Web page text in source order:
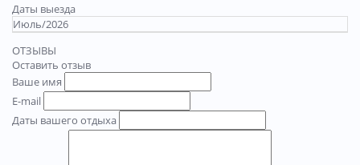
Даты выезда
Июль/2026
ОТЗЫВЫ
Оставить отзыв
Ваше имя
E-mail
Даты вашего отдыха